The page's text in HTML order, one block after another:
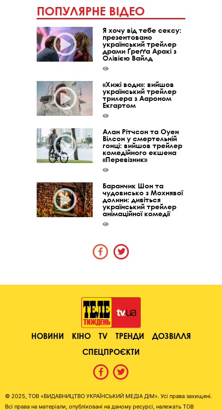
ПОПУЛЯРНЕ ВІДЕО
Я хочу від тебе сексу:
презентовано
український трейлер
драми Ґреґґа Аракі з
Олівією Вайлд
«Хижі води»: вийшов
український трейлер
трилера з Аароном
Екгартом
Алан Рітчсон та Оуен
Вілсон у смертельній
гонці: вийшов трейлер
комедійного екшена
«Перевізник»
Баранчик Шон та
чудовисько з Мохнявої
долини: дивіться
український трейлер
анімаційної комедії
НОВИНИ КІНО TV ТРЕНДИ
ДОЗВІЛЛЯ
СПЕЦПРОЄКТИ
© 2025, ТОВ «ВИДАВНИЦТВО УКРАЇНСЬКИЙ МЕДІА ДІМ». Усі права захищені.
Всі права на матеріали, опубліковані на даному ресурсі, належать ТОВ